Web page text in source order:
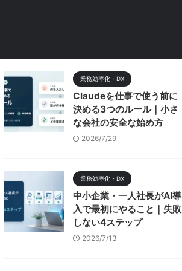
業務効率化・DX
Claudeを仕事で使う前に
決める3つのルール｜小さ
な会社の安全な始め方
2026/7/29
業務効率化・DX
中小企業・一人社長がAI導
入で最初にやること｜失敗
しない4ステップ
2026/7/13